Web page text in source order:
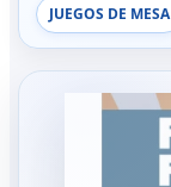
JUEGOS DE MESA